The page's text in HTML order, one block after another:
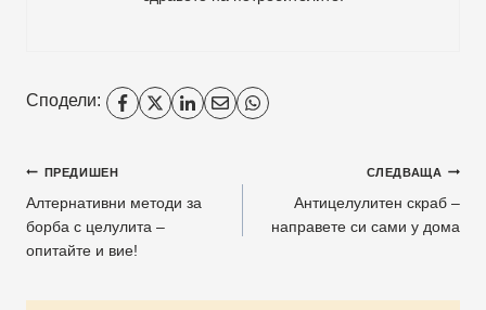
Сподели:
ПРЕДИШЕН
Алтернативни методи за
борба с целулита –
опитайте и вие!
СЛЕДВАЩА
Антицелулитен скраб –
направете си сами у дома